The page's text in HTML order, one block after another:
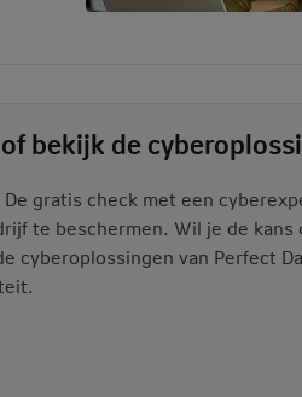
bekijk de
gratis check met een
te beschermen. Wil je de kans
cyberoplossingen van Perfect